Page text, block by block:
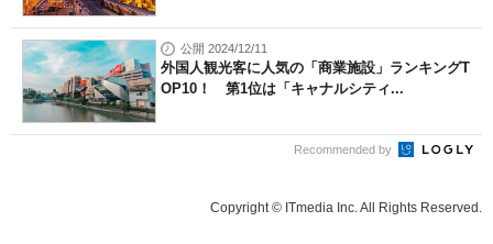
公開 2024/12/11
外国人観光客に人気の「商業施設」ランキングT
OP10！ 第1位は「キャナルシティ...
Recommended by
Copyright © ITmedia Inc. All Rights Reserved.